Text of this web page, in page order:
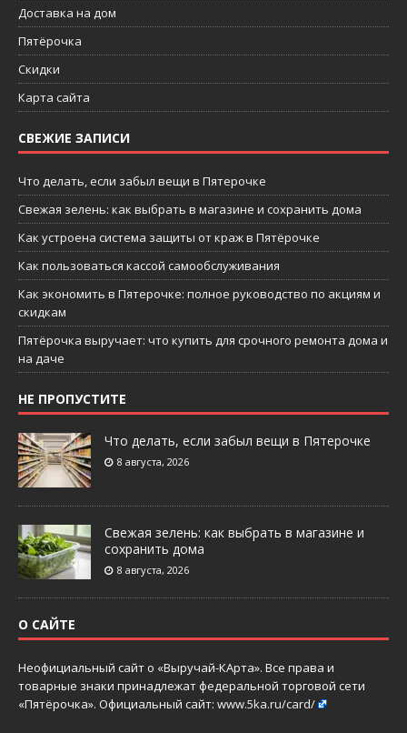
Доставка на дом
Пятёрочка
Скидки
Карта сайта
СВЕЖИЕ ЗАПИСИ
Что делать, если забыл вещи в Пятерочке
Свежая зелень: как выбрать в магазине и сохранить дома
Как устроена система защиты от краж в Пятёрочке
Как пользоваться кассой самообслуживания
Как экономить в Пятерочке: полное руководство по акциям и
скидкам
Пятёрочка выручает: что купить для срочного ремонта дома и
на даче
НЕ ПРОПУСТИТЕ
Что делать, если забыл вещи в Пятерочке
8 августа, 2026
Свежая зелень: как выбрать в магазине и
сохранить дома
8 августа, 2026
О САЙТЕ
Неофициальный сайт о «Выручай-КАрта». Все права и
товарные знаки принадлежат федеральной торговой сети
«Пятёрочка». Официальный сайт: www.5ka.ru/card/